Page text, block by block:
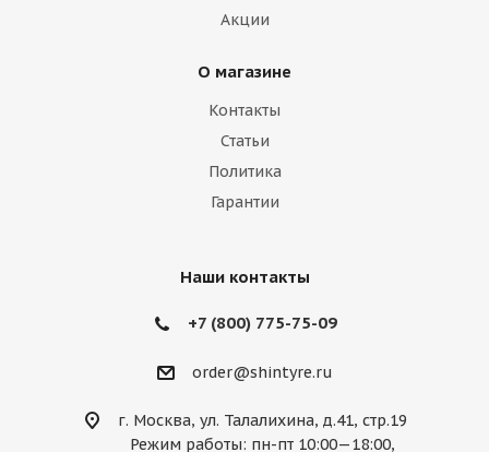
Акции
О магазине
Контакты
Статьи
Политика
Гарантии
Наши контакты
+7 (800) 775-75-09
order@shintyre.ru
г. Москва, ул. Талалихина, д.41, стр.19
Режим работы: пн-пт 10:00—18:00,